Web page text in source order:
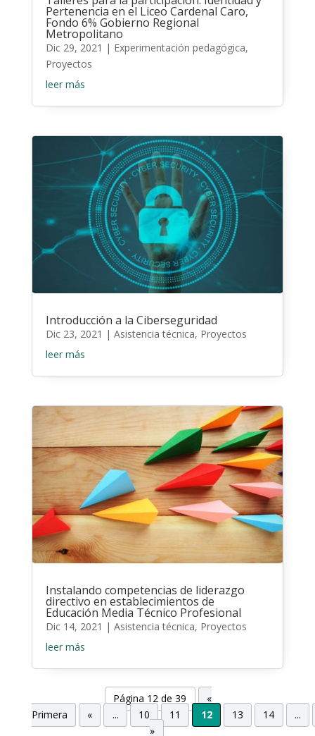
Pertenencia en el Liceo Cardenal Caro,
Fondo 6% Gobierno Regional
Metropolitano
Dic 29, 2021 | Experimentación pedagógica,
Proyectos
leer más
Introducción a la Ciberseguridad
Dic 23, 2021 | Asistencia técnica, Proyectos
leer más
Instalando competencias de liderazgo
directivo en establecimientos de
Educación Media Técnico Profesional
Dic 14, 2021 | Asistencia técnica, Proyectos
leer más
Página 12 de 39
«
Primera
« ... 10 11 12 13 14
...
»